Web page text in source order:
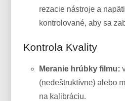
rezacie nástroje a
kontrolované, aby sa
Kontrola Kvality
Meranie hrúbky filmu:
(nedeštruktívne) alebo
na kalibráciu.